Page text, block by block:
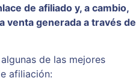
de afiliado y, a cambio,
venta generada a través de
de las mejores
afiliación: